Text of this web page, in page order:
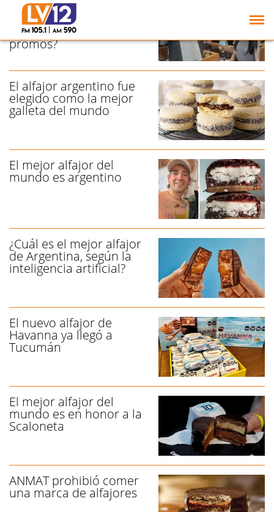
La Semana del Alfajor en
Havanna: ¿Ya
aprovechaste las
promos?
El alfajor argentino fue
elegido como la mejor
galleta del mundo
El mejor alfajor del
mundo es argentino
¿Cuál es el mejor alfajor
de Argentina, según la
inteligencia artificial?
El nuevo alfajor de
Havanna ya llegó a
Tucumán
El mejor alfajor del
mundo es en honor a la
Scaloneta
ANMAT prohibió comer
una marca de alfajores